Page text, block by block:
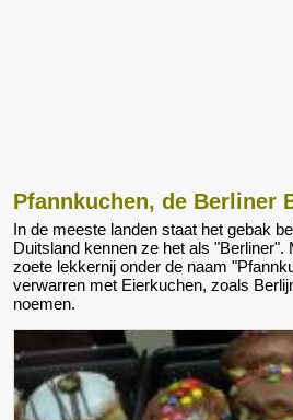
Pfannkuchen, de Berliner
In de meeste landen staat het gebak
Duitsland kennen ze het als "Berliner".
zoete lekkernij onder de naam
verwarren met Eierkuchen, zoals
noemen.